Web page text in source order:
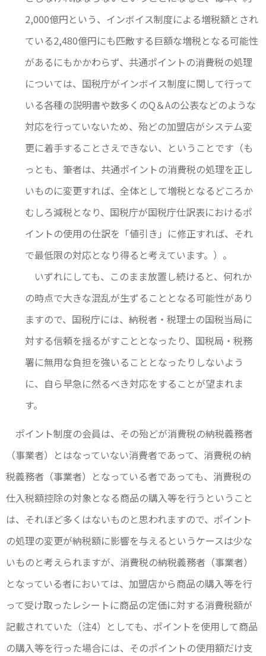
2,000億円という、インボイス制度による増税額とされ
ている2,480億円にも匹敵する巨額な増税となる可能性
があるにもかかわらず、共通ポイントの消費税の処理
については、国税庁がインボイス制度に関して行って
いる各種の説明書や数多くのQ＆Aの公表などのような
対応を行っていないため、殆どの加盟店がシステム変
更に着手することさえできない、ということです（も
っとも、筆者は、共通ポイントの消費税の処理を正し
いものに変更すれば、全体として増税となるどころか
むしろ減税となり、国税庁が国税庁仕訳表におけるポ
イントの使用の仕訳を「値引き」に修正すれば、それ
で最低限の対応となり得ると考えています。）。
いずれにしても、このまま放置し続けると、何れか
の時点で大きな混乱が生ずることとなる可能性があり
ますので、国税庁には、納税者・税理士の国税当局に
対する信頼を揺るがすこととなったり、国税局・税務
署に無用な負担を強いることとなったりしないよう
に、自ら早急に然るべき対応をすることが望まれま
す。
ポイント制度の会員は、その殆どが消費税の納税義務者
（事業者）とはなっていない消費者であって、消費税の納
税義務者（事業者）となっている者であっても、消費税の
仕入税額控除の対象となる商品の購入等を行うということ
は、それほど多くはないものと思われますので、ポイント
の処理の変更が納税額に影響を与えるというケースは少な
いものと考えられますが、消費税の納税義務者（事業者）
となっている者においては、加盟店から商品の購入等を行
って受け取ったレシートに商品の定価に対する消費税額が
記載されていた（注4）としても、ポイントを使用して商品
の購入等を行った場合には、そのポイントの使用額だけ支